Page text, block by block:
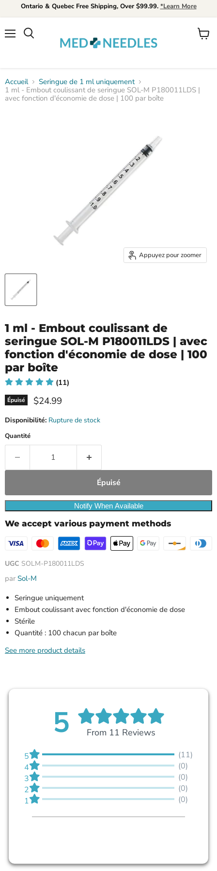
Ontario & Quebec Free Shipping, Over $99.99. *Learn More
Rechercher
Voir
Accueil
Seringue de 1 ml uniquement
1 ml - Embout coulissant de seringue SOL-M P180011LDS |
avec fonction d'économie de dose | 100 par boîte
Appuyez pour zoomer
1 ml - Embout coulissant de
seringue SOL-M P180011LDS | avec
fonction d'économie de dose | 100
par boîte
(11)
Épuisé Prix ​​actuel
$24.99
Disponibilité: Rupture de stock
Quantité
Épuisé
Notify When Available
We accept various payment methods
UGC SOLM-P180011LDS
par Sol-M
Seringue uniquement
Embout coulissant avec fonction d'économie de dose
Stérile
Quantité : 100 chacun par boîte
See more product details
5 From 11 Reviews
5
(11)
4
(0)
3
(0)
2
(0)
1
(0)